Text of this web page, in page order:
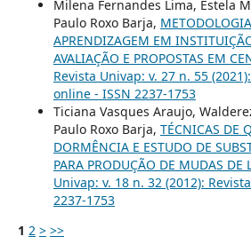
Milena Fernandes Lima, Estela
Paulo Roxo Barja,
APRENDIZAGEM EM
AVALIAÇÃO E PROPOSTAS EM
Revista Univap: v. 27 n. 55
online - ISSN 2237-1753
Ticiana Vasques Araujo,
Paulo Roxo Barja, TÉCNICAS DE
DORMÊNCIA E ESTUDO DE
PARA PRODUÇÃO DE MUDAS DE
Univap: v. 18 n. 32 (2012):
2237-1753
1 2 > >>